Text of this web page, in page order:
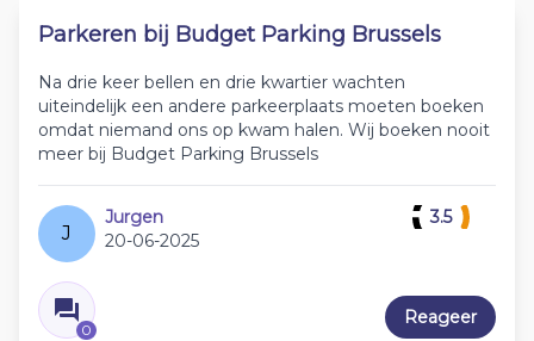
Parkeren bij Budget Parking Brussels
Na drie keer bellen en drie kwartier wachten
uiteindelijk een andere parkeerplaats moeten boeken
omdat niemand ons op kwam halen. Wij boeken nooit
meer bij Budget Parking Brussels
J
Jurgen
20-06-2025
0
3.5
Reageer